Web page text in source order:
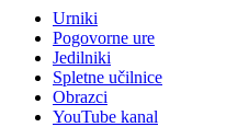
Urniki
Pogovorne ure
Jedilniki
Spletne učilnice
Obrazci
YouTube kanal